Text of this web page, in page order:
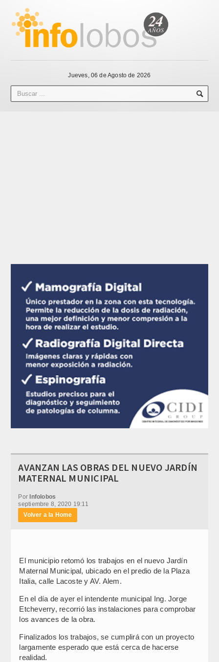
Jueves, 06 de Agosto de 2026
AVANZAN LAS OBRAS DEL NUEVO JARDÍN
MATERNAL MUNICIPAL
PorInfolobos
septiembre 8, 2020 19:11
Volver a la Home
El municipio retomó los trabajos en el nuevo Jardín
Maternal Municipal, ubicado en el predio de la Plaza
Italia, calle Lacoste y AV. Alem.
En el día de ayer el intendente municipal Ing. Jorge
Etcheverry, recorrió las instalaciones para comprobar
los avances de la obra.
Finalizados los trabajos, se cumplirá con un proyecto
largamente esperado que está cerca de hacerse
realidad.